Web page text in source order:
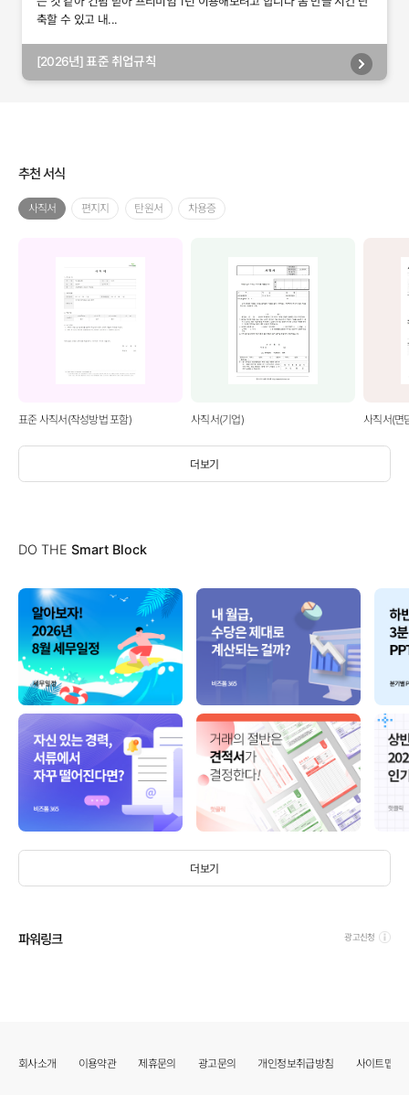
축할 수 있고 내...
[2026년] 표준 취업규칙
추천 서식
더보기
사직서 편지지 탄원서 차용증
표준 사직서(작성방법 포함) 사직서(기업) 사직서(면
DO THE Smart Block
더보기
파워링크 광고신청
회사소개 이용약관 제휴문의 광고문의 개인정보취급방침 사이트맵